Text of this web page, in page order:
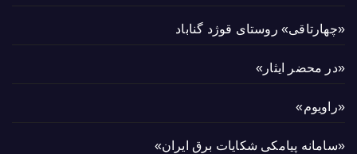
«چهارتاقی» روستای قوژد گناباد
«در محضر ایثار»
«راویوم»
«سامانه پیامکی شکایات برق ایران»